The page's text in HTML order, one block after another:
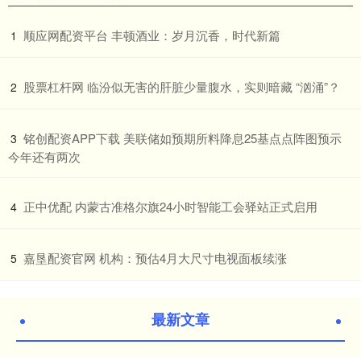
1 ​顺应网配资平台 丰顿酒业：岁月沉香，时代新篇
2 ​股票杠杆网 临汾似无害的肝脏少量腹水，实则暗藏 “汹涌”？
3 ​铭创配资APP下载 美联储如预期所料降息25基点点阵图预示
今年还有两次
4 ​正中优配 内蒙古准格尔旗24小时智能工会驿站正式启用
5 ​嘉垦配资官网 机构：预估4月大尺寸电视面板续涨
最新文章